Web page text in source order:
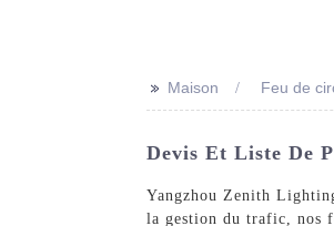
>> Maison Feu de
Devis Et Liste De
Yangzhou Zenith
la gestion du trafic, nos